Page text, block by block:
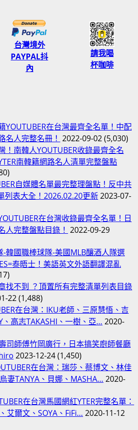
台灣境外
PAYPAL抖
內
請我喝
杯咖啡
YOUTUBER在台灣最齊全名單！中配
名人完整名冊！ 2022-09-02(5,030)
！南韓人YOUTUBER收錄最齊全名
南韓籍網路名人清單完整盤點
自媒體名單最完整理盤點！反中共
列表大全！2026.02.20更新2023-07-
在台灣收錄最齊全名單！日
人完整盤點目錄！ 2022-09-29
-韓國職棒球隊-美國MLB釀酒人隊選
泰晤士！美語英文外語翻譯混亂
找不到 ？頂置所有完整清單列表目錄
22(1,488)
在台灣：IKU老師、三原慧悟、吉
、高志TAKASHI、一樹、亞… 2020-
司師傅竹岡廣行，日本搞笑廚師餐廳
2023-12-24(1,450)
在台灣：瑞莎、蔡博文、林佳
妻TANYA、貝娜、MASHA… 2020-
在台灣馬國網紅YTER完整名單：
艾爾文、SOYA、FiFi… 2020-11-12